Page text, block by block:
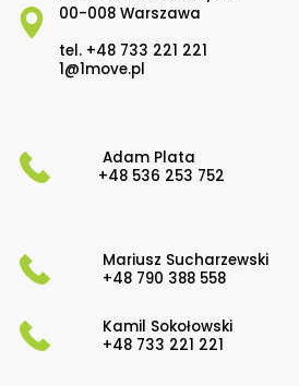
00-008 Warszawa
tel. +48 733 221 221
1@1move.pl
Adam Plata
+48 536 253 752
Mariusz Sucharzewski
+48 790 388 558
Kamil Sokołowski
+48 733 221 221